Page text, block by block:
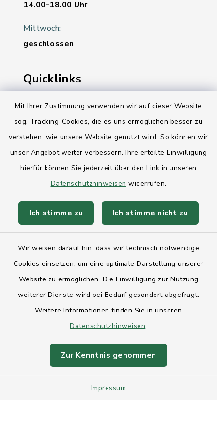
Mit Ihrer Zustimmung verwenden wir auf dieser Website
sog. Tracking-Cookies, die es uns ermöglichen besser zu
verstehen, wie unsere Website genutzt wird. So können wir
unser Angebot weiter verbessern. Ihre erteilte Einwilligung
hierfür können Sie jederzeit über den Link in unseren
Datenschutzhinweisen widerrufen.
Ich stimme zu Ich stimme nicht zu
Wir weisen darauf hin, dass wir technisch notwendige
Cookies einsetzen, um eine optimale Darstellung unserer
Website zu ermöglichen. Die Einwilligung zur Nutzung
weiterer Dienste wird bei Bedarf gesondert abgefragt.
Weitere Informationen finden Sie in unseren
Datenschutzhinweisen.
Zur Kenntnis genommen
Impressum
14.00-18.00 Uhr
Mittwoch:
geschlossen
Quicklinks
Ihre Behördennummer 115
Landesregierung Schleswig-Holstein
AktivRegion Mittelholstein
Anfahrt
Datenschutz
Sitemap
Intranet